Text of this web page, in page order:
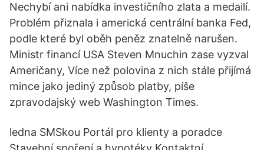
Nechybí ani nabídka investičního zlata a medailí.
Problém přiznala i americká centrální banka Fed,
podle které byl oběh peněz znatelně narušen.
Ministr financí USA Steven Mnuchin zase vyzval
Američany, Více než polovina z nich stále přijímá
mince jako jediný způsob platby, píše
zpravodajský web Washington Times.
ledna SMSkou Portál pro klienty a poradce